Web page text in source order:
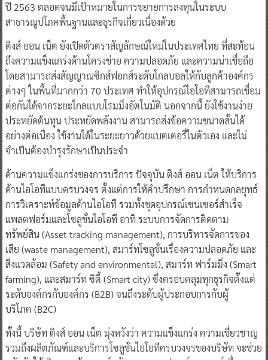
ปี 2563 ตลอดจนมีเป้าหมายในการขยายการลงทุนในระบบ
สาธารณูปโภคพื้นฐานและธุรกิจเกี่ยวเนื่องด้วย
ติงส์ ออน เน็ต ยังเปิดตัวตราสัญลักษณ์ใหม่ในประเทศไทย ที่สะท้อน
ถึงความแข็งแกร่งด้านโครงข่าย ความปลอดภัย และความน่าเชื่อถือ
โดยสามารถส่งสัญญาณซิกส์ฟอกส์ระดับโกลบอลให้กับลูกค้าองค์กร
ต่างๆ ในพื้นที่มากกว่า 70 ประเทศ ทำให้อุปกรณ์ไอโอทีสามารถเชื่อม
ต่อกันได้จากระยะไกลแบบโรมมิ่งอัตโนมัติ นอกจากนี้ ยังใช้งานง่าย
ประหยัดต้นทุน ประหยัดพลังงาน สามารถส่งข้อความขนาดสั้นได้
อย่างต่อเนื่อง ใช้งานได้ในระยะยาวด้วยแบตเตอรี่ในตัวเอง และไม่
จำเป็นต้องบำรุงรักษาเป็นประจำ
ด้านความแข็งแกร่งของการบริการ ปัจจุบัน ติงส์ ออน เน็ต ให้บริการ
ด้านไอโอทีแบบครบวงจร ตั้งแต่การให้คำปรึกษา การกำหนดกลยุทธ์
การวิเคราะห์ข้อมูลด้านไอโอที รวมทั้งชุดอุปกรณ์เซนเซอร์สำเร็จ
แพลตฟอร์มและโซลูชั่นไอโอที อาทิ ระบบการจัดการติดตาม
ทรัพย์สิน (Asset tracking management), การบริหารจัดการของ
เสีย (waste management), สมาร์ทโซลูชั่นเรื่องความปลอดภัย และ
สิ่งแวดล้อม (Safety and environmental), สมาร์ท ฟาร์มมิ่ง (Smart
farming), และสมาร์ท ซิตี้ (Smart city) ซึ่งครอบคลุมทุกธุรกิจตั้งแต่
ระดับองค์กรกับองค์กร (B2B) จนถึงระดับผู้ประกอบการกับผู้
บริโภค (B2C)​
ทั้งนี้ บริษัท ติงส์ ออน เน็ต มุ่งหวังว่า ความแข็งแกร่ง ความเชี่ยวชาญ
รวมถึงผลิตภัณฑ์และบริการโซลูชั่นไอโอทีครบวงจรของบริษัท จะช่วย